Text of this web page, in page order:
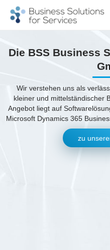
Die BSS Business
Wir verstehen uns als
kleiner und mittelständischer
Angebot liegt auf
Microsoft Dynamics 365
zu